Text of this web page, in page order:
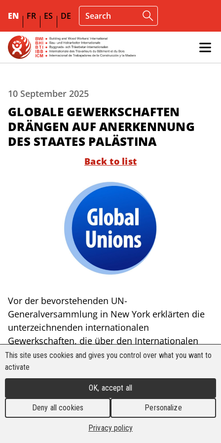
EN FR ES DE
10 September 2025
GLOBALE GEWERKSCHAFTEN
DRÄNGEN AUF ANERKENNUNG
DES STAATES PALÄSTINA
Back to list
Vor der bevorstehenden UN-
Generalversammlung in New York erklärten die
unterzeichnenden internationalen
Gewerkschaften, die über den Internationalen
Gewerkschaftsbund (IGB), die Globalen
Gewerkschaftsföderationen (GUFs) und den
Gewerkschaftsbeirat bei der OECD (TUAC)
weltweit mehr als 200 Millionen
Arbeitnehmer:innen vertreten, ihre
uneingeschränkte Unterstützung für die
wachsende Bereitschaft von Regierungen,
This site uses cookies and gives you control over what you want to
activate
OK, accept all
Deny all cookies Personalize
Privacy policy